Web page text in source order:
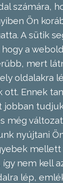
számára,
Ön
A sütik
a
mert
oldalakra
Ennek
még
nyújtani
mellett
nem kell
lép,